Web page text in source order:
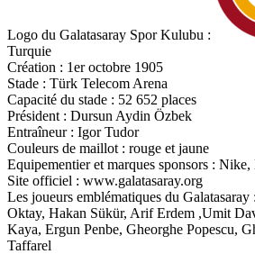
Logo du Galatasaray Spor Kulubu :
Turquie
Création : 1er octobre 1905
Stade : Türk Telecom Arena
Capacité du stade : 52 652 places
Président : Dursun Aydin Özbek
Entraîneur : Igor Tudor
Couleurs de maillot : rouge et jaune
Equipementier et marques sponsors : Nike,
Site officiel : www.galatasaray.org
Les joueurs emblématiques du
Oktay, Hakan Sükür, Arif Erdem ,Umit
Kaya, Ergun Penbe, Gheorghe Popescu,
Taffarel